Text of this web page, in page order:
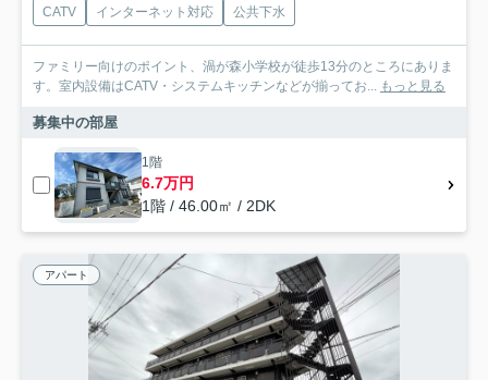
CATV インターネット対応 公共下水
ファミリー向けのポイント、渦が森小学校が徒歩13分のところにありま
す。室内設備はCATV・システムキッチンなどが揃ってお... もっと見る
募集中の部屋
1階
6.7万円
1階 / 46.00㎡ / 2DK
アパート